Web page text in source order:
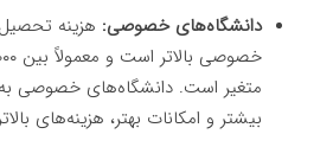
دانشگاه‌های خصوصی: هزینه
متغیر است. دانشگاه‌های خصوصی به
بیشتر و امکانات بهتر، هزینه‌های